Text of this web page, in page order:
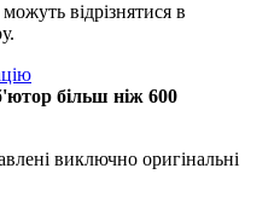
відрізнятися в
більш ніж 600
виключно оригінальні